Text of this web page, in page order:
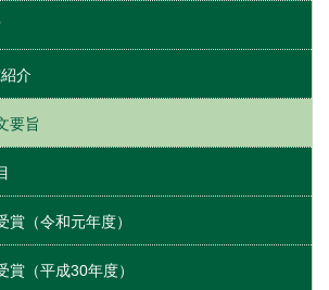
介
要旨
賞（令和元年度）
賞（平成30年度）